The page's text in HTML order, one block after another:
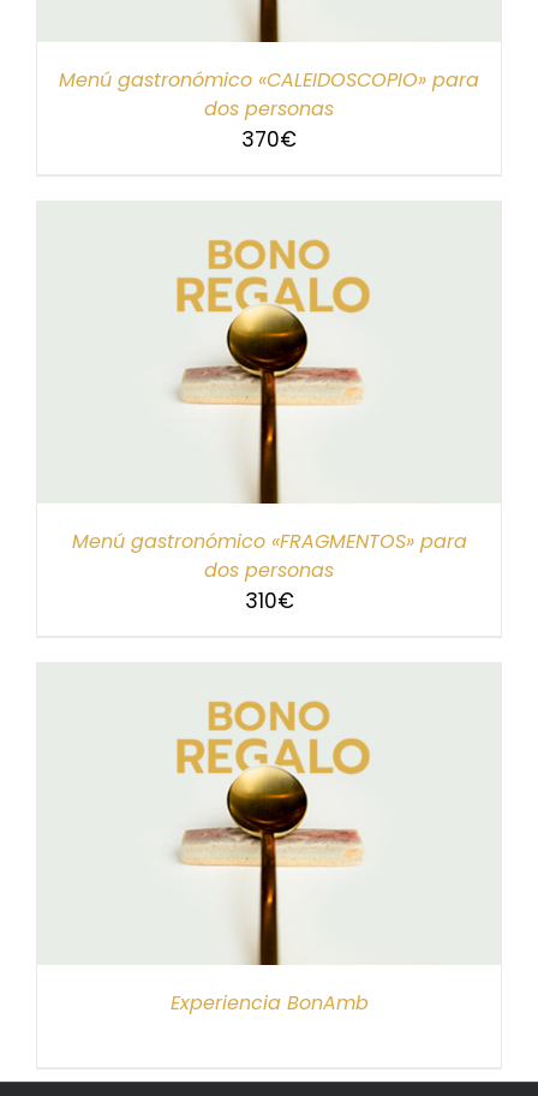
Menú gastronómico «CALEIDOSCOPIO» para
dos personas
370€
Menú gastronómico «FRAGMENTOS» para
dos personas
310€
Experiencia BonAmb